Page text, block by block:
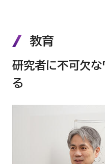
教育
研究者に不可欠な
る